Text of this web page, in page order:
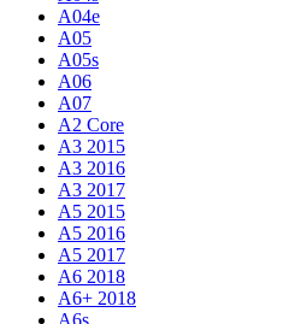
A04e
A05
A05s
A06
A07
A2 Core
A3 2015
A3 2016
A3 2017
A5 2015
A5 2016
A5 2017
A6 2018
A6+ 2018
A6s